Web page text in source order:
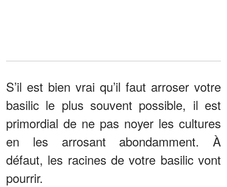
S’il est bien vrai qu’il faut arroser votre
basilic le plus souvent possible, il est
primordial de ne pas noyer les cultures
en les arrosant abondamment. À
défaut, les racines de votre basilic vont
pourrir.